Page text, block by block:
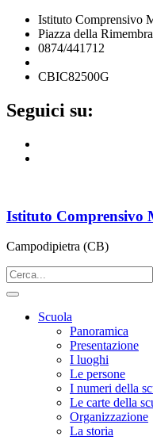
Istituto Comprensivo
Piazza della
0874/441712
CBIC82500G
Seguici su:
Istituto Comprensivo
Campodipietra (CB)
Scuola
Panoramica
Presentazione
I luoghi
Le persone
I numeri della
Le carte della
Organizzazione
La storia